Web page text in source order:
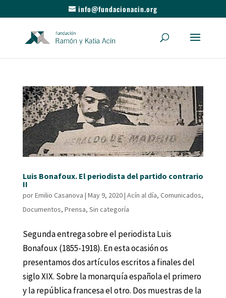
info@fundacionacin.org
Luis Bonafoux. El periodista del partido contrario
II
porEmilio Casanova | May 9, 2020| Acín al día, Comunicados,
Documentos, Prensa, Sin categoría
Segunda entrega sobre el periodista Luis
Bonafoux (1855-1918). En esta ocasión os
presentamos dos artículos escritos a finales del
siglo XIX. Sobre la monarquía española el primero
y la república francesa el otro. Dos muestras de la